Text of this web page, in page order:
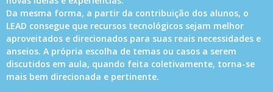
Da mesma forma, a partir da contribuição dos alunos, o
LEAD consegue que recursos tecnológicos sejam melhor
aproveitados e direcionados para suas reais necessidades e
anseios. A própria escolha de temas ou casos a serem
discutidos em aula, quando feita coletivamente, torna-se
mais bem direcionada e pertinente.